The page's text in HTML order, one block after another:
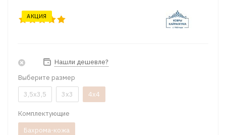
АКЦИЯ
Нашли дешевле?
Выберите размер
3,5x3,5
3x3 4x4
Комплектующие
Бахрома-кожа